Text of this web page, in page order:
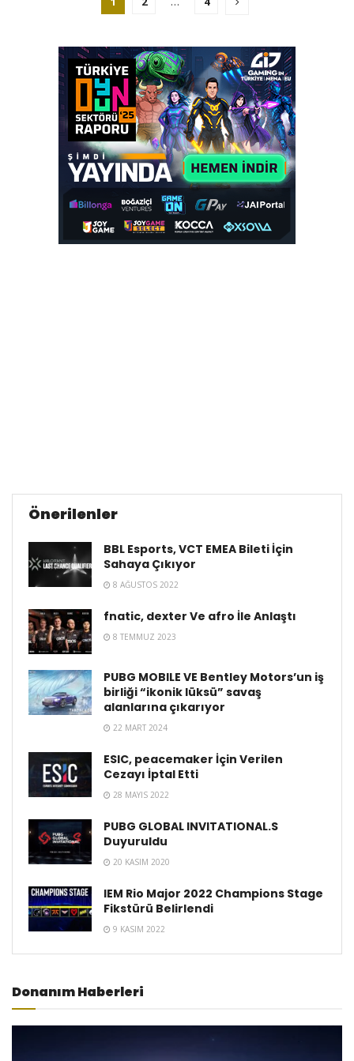
Önerilenler
BBL Esports, VCT EMEA Bileti İçin
Sahaya Çıkıyor
8 AĞUSTOS 2022
fnatic, dexter Ve afro İle Anlaştı
8 TEMMUZ 2023
PUBG MOBILE VE Bentley Motors’un iş
birliği “ikonik lüksü” savaş
alanlarına çıkarıyor
22 MART 2024
ESIC, peacemaker İçin Verilen
Cezayı İptal Etti
28 MAYIS 2022
PUBG GLOBAL INVITATIONAL.S
Duyuruldu
20 KASIM 2020
IEM Rio Major 2022 Champions Stage
Fikstürü Belirlendi
9 KASIM 2022
Donanım Haberleri